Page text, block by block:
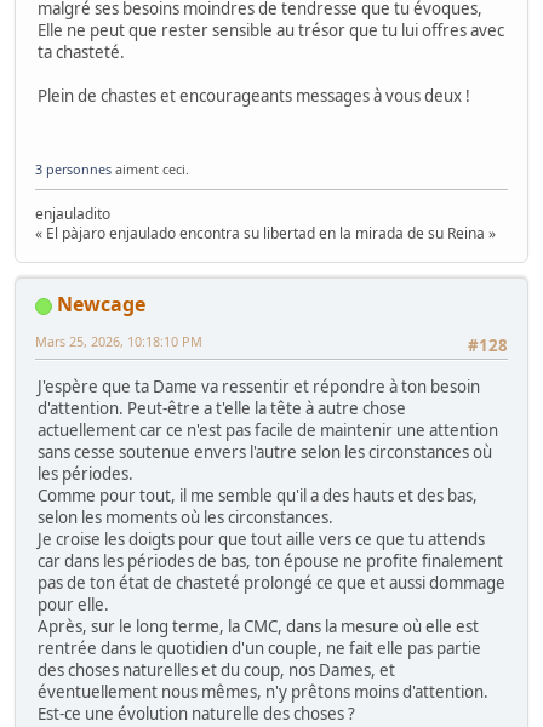
malgré ses besoins moindres de tendresse que tu évoques,
Elle ne peut que rester sensible au trésor que tu lui offres avec
ta chasteté.
Plein de chastes et encourageants messages à vous deux !
3 personnes aiment ceci.
enjauladito
« El pàjaro enjaulado encontra su libertad en la mirada de su Reina »
Newcage
#128
Mars 25, 2026, 10:18:10 PM
J'espère que ta Dame va ressentir et répondre à ton besoin
d'attention. Peut-être a t'elle la tête à autre chose
actuellement car ce n'est pas facile de maintenir une attention
sans cesse soutenue envers l'autre selon les circonstances où
les périodes.
Comme pour tout, il me semble qu'il a des hauts et des bas,
selon les moments où les circonstances.
Je croise les doigts pour que tout aille vers ce que tu attends
car dans les périodes de bas, ton épouse ne profite finalement
pas de ton état de chasteté prolongé ce que et aussi dommage
pour elle.
Après, sur le long terme, la CMC, dans la mesure où elle est
rentrée dans le quotidien d'un couple, ne fait elle pas partie
des choses naturelles et du coup, nos Dames, et
éventuellement nous mêmes, n'y prêtons moins d'attention.
Est-ce une évolution naturelle des choses ?